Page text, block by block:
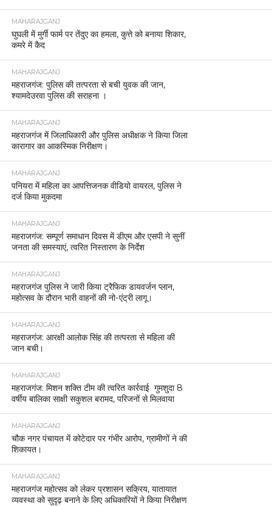
MAHARAJGANJ
घुघली में मुर्गी फार्म पर तेंदुए का हमला, कुत्ते को बनाया शिकार,
कमरे में कैद
MAHARAJGANJ
महराजगंज: पुलिस की तत्परता से बची युवक की जान,
श्यामदेउरवा पुलिस की सराहना ।
MAHARAJGANJ
महराजगंज में जिलाधिकारी और पुलिस अधीक्षक ने किया जिला
कारागार का आकस्मिक निरीक्षण।
MAHARAJGANJ
पनियरा में महिला का आपत्तिजनक वीडियो वायरल, पुलिस ने
दर्ज किया मुकदमा
MAHARAJGANJ
महराजगंज: सम्पूर्ण समाधान दिवस में डीएम और एसपी ने सुनीं
जनता की समस्याएं, त्वरित निस्तारण के निर्देश
MAHARAJGANJ
महराजगंज पुलिस ने जारी किया ट्रैफिक डायवर्जन प्लान,
महोत्सव के दौरान भारी वाहनों की नो-एंट्री लागू।
MAHARAJGANJ
महराजगंज: आरक्षी आलोक सिंह की तत्परता से महिला की
जान बची।
MAHARAJGANJ
महराजगंज: मिशन शक्ति टीम की त्वरित कार्रवाई गुमशुदा 8
वर्षीय बालिका साक्षी सकुशल बरामद, परिजनों से मिलवाया
MAHARAJGANJ
चौक नगर पंचायत में कोटेदार पर गंभीर आरोप, ग्रामीणों ने की
शिकायत।
MAHARAJGANJ
महराजगंज महोत्सव को लेकर प्रशासन सक्रिय, यातायात
व्यवस्था को सुदृढ़ बनाने के लिए अधिकारियों ने किया निरीक्षण